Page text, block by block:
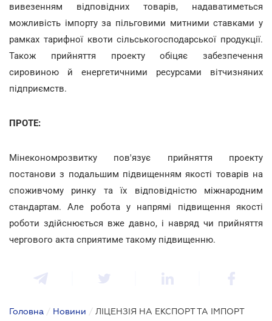
вивезенням відповідних товарів, надаватиметься
можливість імпорту за пільговими митними ставками у
рамках тарифної квоти сільськогосподарської продукції.
Також прийняття проекту обіцяє забезпечення
сировиною й енергетичними ресурсами вітчизняних
підприємств.
ПРОТЕ:
Мінекономрозвитку пов'язує прийняття проекту
постанови з подальшим підвищенням якості товарів на
споживчому ринку та їх відповідністю міжнародним
стандартам. Але робота у напрямі підвищення якості
роботи здійснюється вже давно, і навряд чи прийняття
чергового акта сприятиме такому підвищенню.
Головна / Новини / ЛІЦЕНЗІЯ НА ЕКСПОРТ ТА ІМПОРТ